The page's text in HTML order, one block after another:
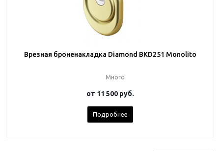
Врезная броненакладка Diamond BKD251 Monolito
Много
от 11 500 руб.
Подробнее